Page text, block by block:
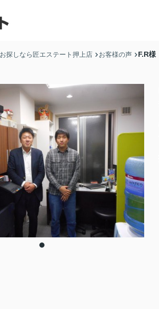
探しなら匠エステート押上店 お客様の声 F.R様